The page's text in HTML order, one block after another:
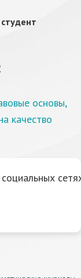
студент
основы,
качество